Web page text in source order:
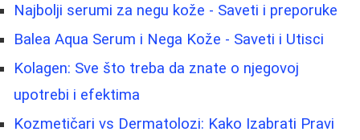
Najbolji serumi za negu kože - Saveti i preporuke
Balea Aqua Serum i Nega Kože - Saveti i Utisci
Kolagen: Sve što treba da znate o njegovoj
upotrebi i efektima
Kozmetičari vs Dermatolozi: Kako Izabrati Pravi